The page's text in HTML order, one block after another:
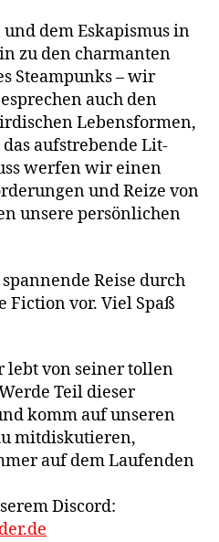
dem Eskapismus in
zu den charmanten
Steampunks – wir
auch den
Lebensformen,
aufstrebende Lit-
werfen wir einen
und Reize von
unsere persönlichen
Reise durch
Fiction vor. Viel Spaß
lebt von seiner tollen
Teil dieser
komm auf unseren
mitdiskutieren,
auf dem Laufenden
Discord: